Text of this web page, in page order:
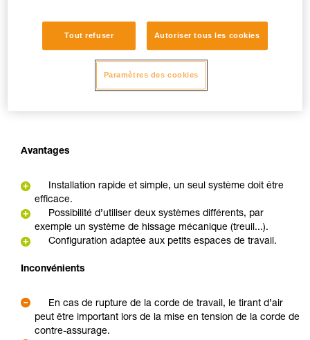
Avantages
Installation rapide et simple, un seul système doit être
efficace.
Possibilité d’utiliser deux systèmes différents, par
exemple un système de hissage mécanique (treuil...).
Configuration adaptée aux petits espaces de travail.
Inconvénients
En cas de rupture de la corde de travail, le tirant d’air
peut être important lors de la mise en tension de la corde de
contre-assurage.
Tout refuser Autoriser tous les cookies
Paramètres des cookies